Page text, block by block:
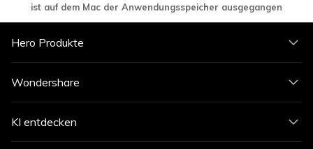
ist auf dem Mac der Anwendungsspeicher ausgegangen
Hero Produkte
Wondershare
KI entdecken